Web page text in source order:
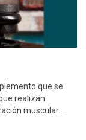
que se
realizan
muscular…